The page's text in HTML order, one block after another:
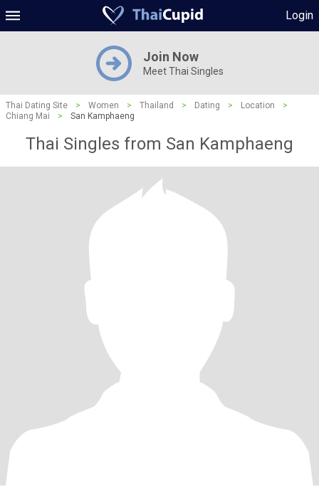
Login
Join Now
Meet Thai Singles
Thai Dating Site > Women > Thailand > Dating > Location
>
Chiang Mai
> San Kamphaeng
Thai Singles from San Kamphaeng